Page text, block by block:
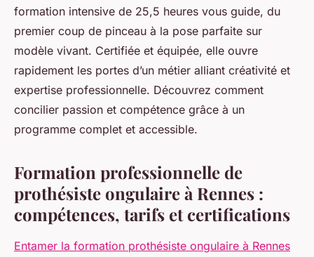
formation intensive de 25,5 heures vous guide, du
premier coup de pinceau à la pose parfaite sur
modèle vivant. Certifiée et équipée, elle ouvre
rapidement les portes d’un métier alliant créativité et
expertise professionnelle. Découvrez comment
concilier passion et compétence grâce à un
programme complet et accessible.
Formation professionnelle de
prothésiste ongulaire à Rennes :
compétences, tarifs et certifications
Entamer la formation prothésiste ongulaire à Rennes